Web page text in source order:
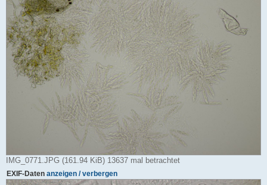
IMG_0771.JPG (161.94 KiB) 13637 mal betrachtet
EXIF-Daten anzeigen / verbergen